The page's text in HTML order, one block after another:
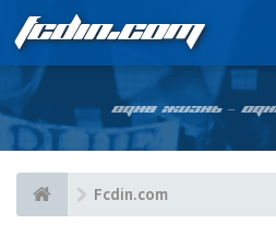
FCDIN.COM
ОДНА ЖИЗНЬ –
Fcdin.com